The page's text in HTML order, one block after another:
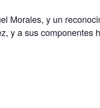
Morales, y un
y a sus componentes